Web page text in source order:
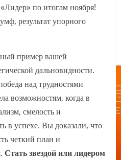
по итогам ноября!
результат упорного
пример вашей
дальновидности.
над трудностями
возможностям, когда в
смелость и
в успехе. Вы доказали, что
четкий план и
Стать звездой или лидером